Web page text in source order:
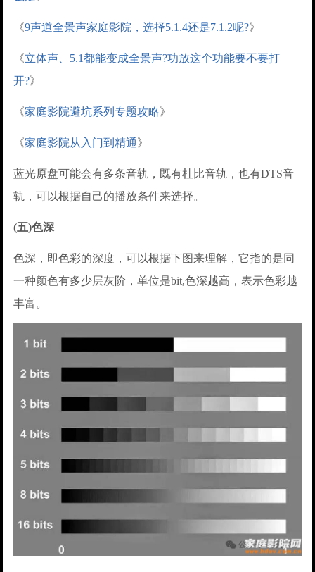
《9声道全景声家庭影院，选择5.1.4还是7.1.2呢?》
《立体声、5.1都能变成全景声?功放这个功能要不要打
开?》
《家庭影院避坑系列专题攻略》
《家庭影院从入门到精通》
蓝光原盘可能会有多条音轨，既有杜比音轨，也有DTS音
轨，可以根据自己的播放条件来选择。
(五)色深
色深，即色彩的深度，可以根据下图来理解，它指的是同
一种颜色有多少层灰阶，单位是bit,色深越高，表示色彩越
丰富。